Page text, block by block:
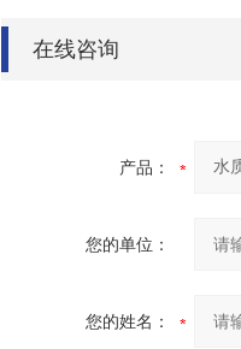
在线咨询
产品：
您的单位：
您的姓名：